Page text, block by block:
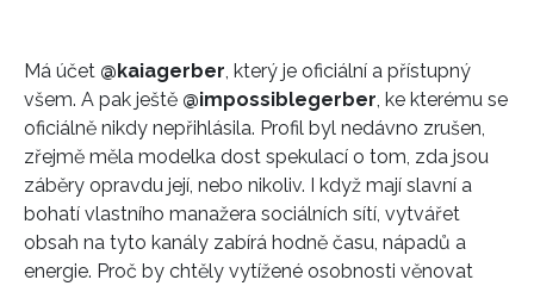
Má účet @kaiagerber , který je oficiální a přístupný
všem. A pak ještě @impossiblegerber , ke kterému se
oficiálně nikdy nepřihlásila. Profil byl nedávno zrušen,
zřejmě měla modelka dost spekulací o tom, zda jsou
záběry opravdu její, nebo nikoliv. I když mají slavní a
bohatí vlastního manažera sociálních sítí, vytvářet
obsah na tyto kanály zabírá hodně času, nápadů a
energie. Proč by chtěly vytížené osobnosti věnovat